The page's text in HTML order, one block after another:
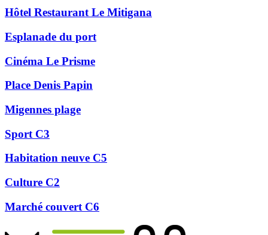
Hôtel Restaurant Le Mitigana
Esplanade du port
Cinéma Le Prisme
Place Denis Papin
Migennes plage
Sport C3
Habitation neuve C5
Culture C2
Marché couvert C6
Précédent
Suivant